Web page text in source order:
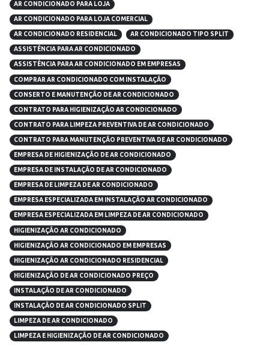
AR CONDICIONADO PARA LOJA
AR CONDICIONADO PARA LOJA COMERCIAL
AR CONDICIONADO RESIDENCIAL AR CONDICIONADO TIPO SPLIT
ASSISTÊNCIA PARA AR CONDICIONADO
ASSISTÊNCIA PARA AR CONDICIONADO EM EMPRESAS
COMPRAR AR CONDICIONADO COM INSTALAÇÃO
CONSERTO E MANUTENÇÃO DE AR CONDICIONADO
CONTRATO PARA HIGIENIZAÇÃO AR CONDICIONADO
CONTRATO PARA LIMPEZA PREVENTIVA DE AR CONDICIONADO
CONTRATO PARA MANUTENÇÃO PREVENTIVA DE AR CONDICIONADO
EMPRESA DE HIGIENIZAÇÃO DE AR CONDICIONADO
EMPRESA DE INSTALAÇÃO DE AR CONDICIONADO
EMPRESA DE LIMPEZA DE AR CONDICIONADO
EMPRESA ESPECIALIZADA EM INSTALAÇÃO AR CONDICIONADO
EMPRESA ESPECIALIZADA EM LIMPEZA DE AR CONDICIONADO
HIGIENIZAÇÃO AR CONDICIONADO
HIGIENIZAÇÃO AR CONDICIONADO EM EMPRESAS
HIGIENIZAÇÃO AR CONDICIONADO RESIDENCIAL
HIGIENIZAÇÃO DE AR CONDICIONADO PREÇO
INSTALAÇÃO DE AR CONDICIONADO
INSTALAÇÃO DE AR CONDICIONADO SPLIT
LIMPEZA DE AR CONDICIONADO
LIMPEZA E HIGIENIZAÇÃO DE AR CONDICIONADO